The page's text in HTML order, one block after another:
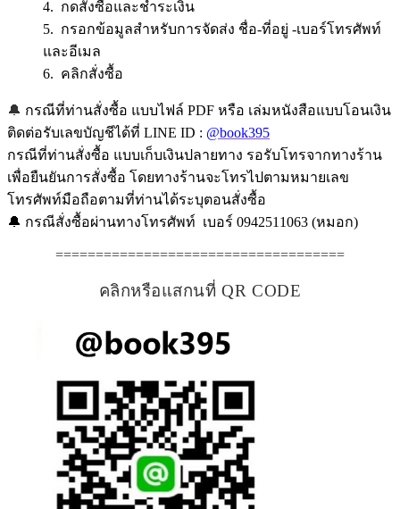
4. กดสั่งซื้อและชำระเงิน
5. กรอกข้อมูลสำหรับการจัดส่ง ชื่อ-ที่อยู่ -เบอร์โทรศัพท์
และอีเมล
6. คลิกสั่งซื้อ
🔔 กรณีที่ท่านสั่งซื้อ แบบไฟล์ PDF หรือ เล่มหนังสือแบบโอนเงิน
ติดต่อรับเลขบัญชีได้ที่ LINE ID : @book395
กรณีที่ท่านสั่งซื้อ แบบเก็บเงินปลายทาง รอรับโทรจากทางร้าน
เพื่อยืนยันการสั่งซื้อ โดยทางร้านจะโทรไปตามหมายเลข
โทรศัพท์มือถือตามที่ท่านได้ระบุตอนสั่งซื้อ
🔔 กรณีสั่งซื้อผ่านทางโทรศัพท์ เบอร์ 0942511063 (หมอก)
====================================
คลิกหรือแสกนที่ QR CODE